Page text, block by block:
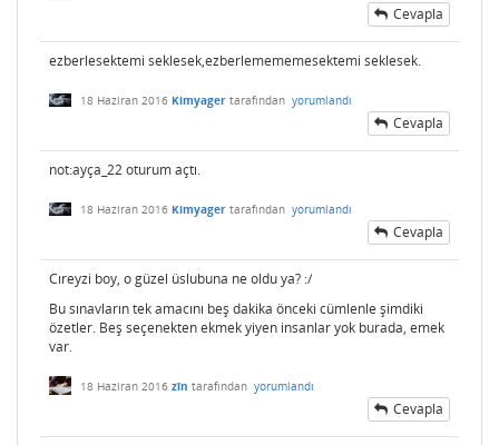
Cevapla
ezberlesektemi seklesek,ezberlemememesektemi seklesek.
18 Haziran 2016 Kimyager tarafından yorumlandı
Cevapla
not:ayça_22 oturum açtı.
18 Haziran 2016 Kimyager tarafından yorumlandı
Cevapla
Cıreyzi boy, o güzel üslubuna ne oldu ya? :/
Bu sınavların tek amacını beş dakika önceki cümlenle şimdiki
özetler. Beş seçenekten ekmek yiyen insanlar yok burada, emek
var.
18 Haziran 2016 zîn tarafından yorumlandı
Cevapla